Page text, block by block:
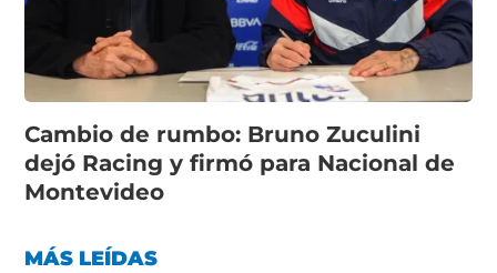
Cambio de rumbo: Bruno Zuculini
dejó Racing y firmó para Nacional de
Montevideo
MÁS LEÍDAS